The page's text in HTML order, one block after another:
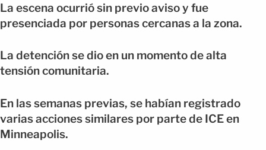
La escena ocurrió sin previo aviso y fue
presenciada por personas cercanas a la zona.
La detención se dio en un momento de alta
tensión comunitaria.
En las semanas previas, se habían registrado
varias acciones similares por parte de ICE en
Minneapolis.